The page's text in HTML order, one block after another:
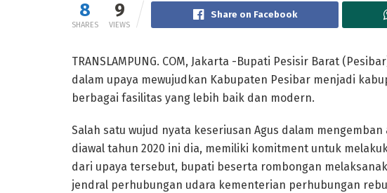
8
SHARES
9
VIEWS
Share on Facebook
TRANSLAMPUNG. COM, Jakarta -Bupati Pesisir Barat
dalam upaya mewujudkan Kabupaten Pesibar menjadi
berbagai fasilitas yang lebih baik dan modern.
Salah satu wujud nyata keseriusan Agus dalam
diawal tahun 2020 ini dia, memiliki komitment untuk
dari upaya tersebut, bupati beserta rombongan
jendral perhubungan udara kementerian perhubungan